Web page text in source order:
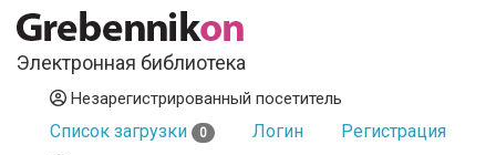
Электронная библиотека
Незарегистрированный посетитель
Список загрузки 0 Логин Регистрация